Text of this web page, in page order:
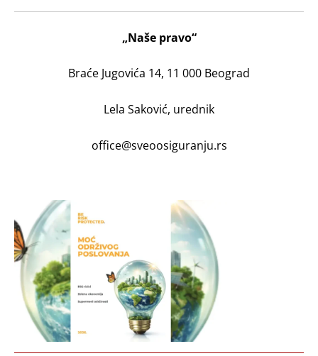
„Naše pravo“
Braće Jugovića 14, 11 000 Beograd
Lela Saković, urednik
office@sveoosiguranju.rs